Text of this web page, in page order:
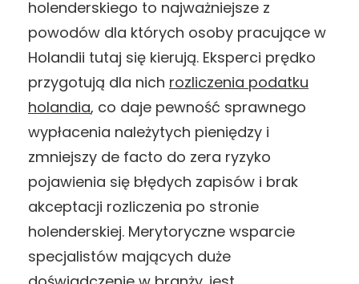
holenderskiego to najważniejsze z
powodów dla których osoby pracujące w
Holandii tutaj się kierują. Eksperci prędko
przygotują dla nich rozliczenia podatku
holandia, co daje pewność sprawnego
wypłacenia należytych pieniędzy i
zmniejszy de facto do zera ryzyko
pojawienia się błędych zapisów i brak
akceptacji rozliczenia po stronie
holenderskiej. Merytoryczne wsparcie
specjalistów mających duże